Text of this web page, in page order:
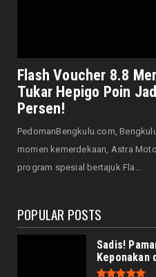
Honda CUV e: Motor
Servis Bukan
Bengkulu
August
Flash Voucher 8.8
Tukar Hepigo Poin
Persen!
PedomanBengkulu.com,
momen kemerdekaan, Astra
program spesial bertajuk Fla...
POPULAR POSTS
Sadis!
Keponakan